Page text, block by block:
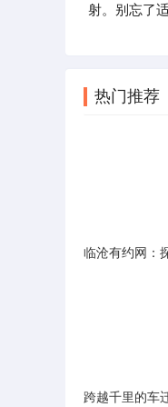
射。别忘了
热门推荐